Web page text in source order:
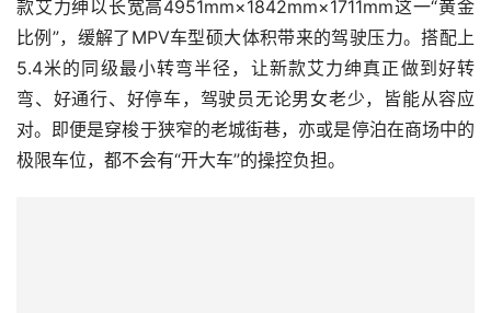
款艾力绅以长宽高4951mm×1842mm×1711mm这一“黄金
比例”，缓解了MPV车型硕大体积带来的驾驶压力。搭配上
5.4米的同级最小转弯半径，让新款艾力绅真正做到好转
弯、好通行、好停车，驾驶员无论男女老少，皆能从容应
对。即便是穿梭于狭窄的老城街巷，亦或是停泊在商场中的
极限车位，都不会有“开大车”的操控负担。